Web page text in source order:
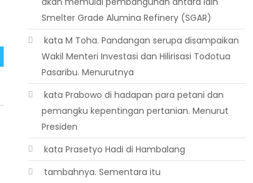
Smelter Grade Alumina Refinery (SGAR)
 kata M Toha. Pandangan serupa disampaikan
Wakil Menteri Investasi dan Hilirisasi Todotua
Pasaribu. Menurutnya
 kata Prabowo di hadapan para petani dan
pemangku kepentingan pertanian. Menurut
Presiden
 kata Prasetyo Hadi di Hambalang
 tambahnya. Sementara itu